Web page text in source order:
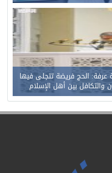
الحج فريضة تتجلى فيها
والتكافل بين أهل الإسلام